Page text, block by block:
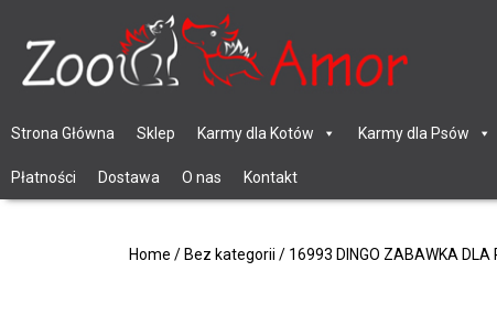
Strona Główna Sklep Karmy dla Kotów Karmy dla Psów
Płatności Dostawa O nas Kontakt
Home / Bez kategorii / 16993 DINGO ZABAWKA DLA